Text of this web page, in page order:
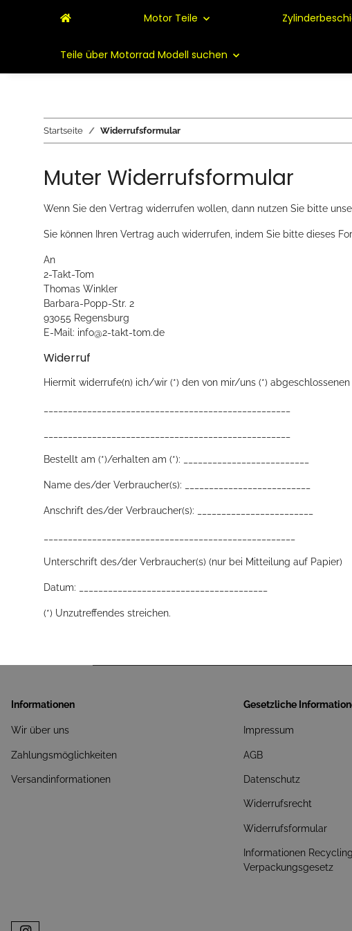
Motor Teile
Teile über Motorrad Modell suchen
Startseite Widerrufsformular
Muter Widerrufsformular
Wenn Sie den Vertrag widerrufen wollen, dann nutzen Sie bitte
Sie können Ihren Vertrag auch widerrufen, indem Sie bitte dieses
An
2-Takt-Tom
Thomas Winkler
Barbara-Popp-Str. 2
93055 Regensburg
E-Mail: info@2-takt-tom.de
Widerruf
Hiermit widerrufe(n) ich/wir (*) den von mir/uns (*)
Bestellt am (*)/erhalten am (*): __________________________
Name des/der Verbraucher(s): __________________________
Anschrift des/der Verbraucher(s): ________________________
Unterschrift des/der Verbraucher(s) (nur bei Mitteilung auf Papier)
Datum: _______________________________________
(*) Unzutreffendes streichen.
Informationen
Wir über uns
Zahlungsmöglichkeiten
Versandinformationen
Gesetzliche
Impressum
AGB
Datenschutz
Widerrufsrecht
Widerrufsformular
Informationen
Verpackungsgesetz